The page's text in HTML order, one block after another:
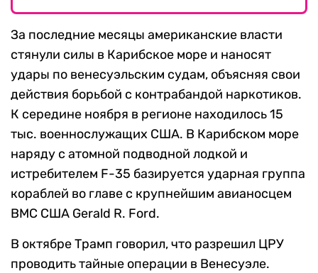
За последние месяцы американские власти
стянули силы в Карибское море и наносят
удары по венесуэльским судам, объясняя свои
действия борьбой с контрабандой наркотиков.
К середине ноября в регионе находилось 15
тыс. военнослужащих США. В Карибском море
наряду с атомной подводной лодкой и
истребителем F-35 базируется ударная группа
кораблей во главе с крупнейшим авианосцем
ВМС США Gerald R. Ford.
В октябре Трамп говорил, что разрешил ЦРУ
проводить тайные операции в Венесуэле.